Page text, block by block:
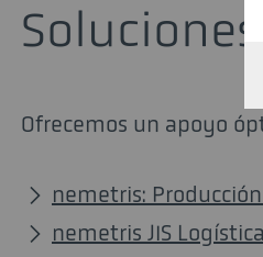
Ofrecemos un apoyo
nemetris:
nemetris JIS Logística